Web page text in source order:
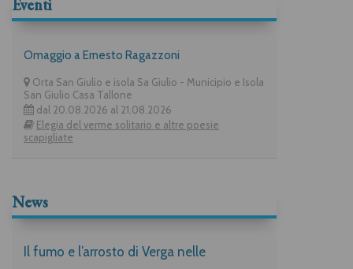
Eventi
Omaggio a Ernesto Ragazzoni
Orta San Giulio e isola Sa Giulio - Municipio e Isola
San Giulio Casa Tallone
dal 20.08.2026 al 21.08.2026
Elegia del verme solitario e altre poesie
scapigliate
News
Il fumo e l’arrosto di Verga nelle